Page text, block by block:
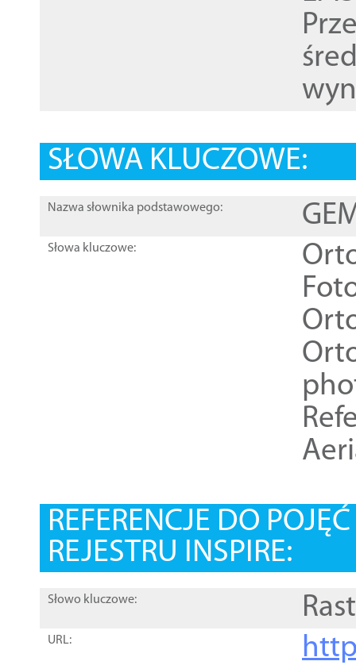
SŁOWA KLUCZOWE:
Nazwa słownika podstawowego:
Słowa kluczowe:
REFERENCJE DO
REJESTRU INSPIRE:
Słowo kluczowe:
URL: